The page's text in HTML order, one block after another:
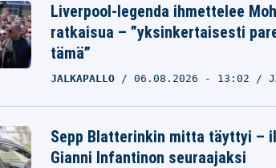
Liverpool-legenda ihmettelee
ratkaisua – ”yksinkertaisesti
tämä”
JALKAPALLO 06.08.2026 - 13:02
Sepp Blatterinkin mitta täyttyi –
Gianni Infantinon seuraajaksi